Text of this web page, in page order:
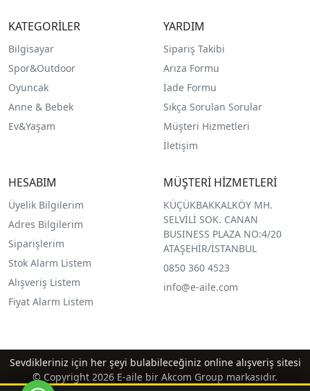
KATEGORİLER
Bilgisayar
Spor&Outdoor
Oyuncak
Anne & Bebek
Ev&Yaşam
YARDIM
Sipariş Takibi
Arıza Formu
İade Formu
Sıkça Sorulan Sorular
Müşteri Hizmetleri
İletişim
HESABIM
Üyelik Bilgilerim
Adres Bilgilerim
Siparişlerim
Stok Alarm Listem
Alışveriş Listem
Fiyat Alarm Listem
MÜŞTERİ HİZMETLERİ
KÜÇÜKBAKKALKÖY MH.
SELVİLİ SOK. CANAN
BUSINESS PLAZA NO:4/20
ATAŞEHİR/İSTANBUL
0850 360 4523
info@e-aile.com
Sevdikleriniz için her şeyi bulabileceğiniz online alışveriş sitesi
© Copyright 2026 E-aile bir Akcom Group markasıdır.